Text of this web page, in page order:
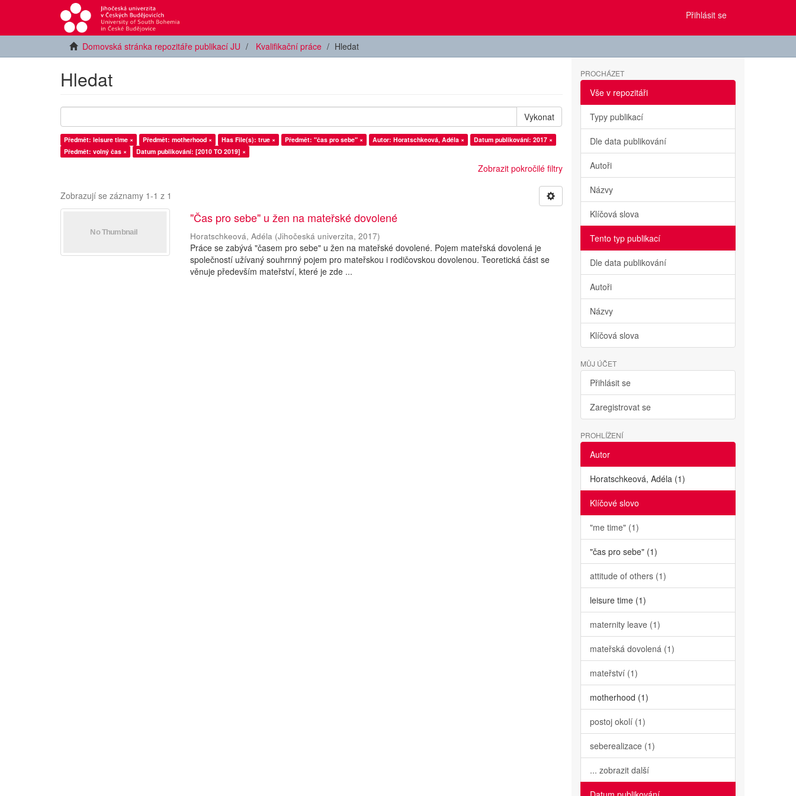
Přihlásit se
Domovská stránka repozitáře publikací JU Kvalifikační práce Hledat
Hledat
Vykonat
Předmět: leisure time × Předmět: motherhood × Has File(s): true × Předmět: "čas pro sebe" × Autor: Horatschkeová, Adéla ×
Datum publikování: 2017 ×
Předmět: volný čas ×
Datum publikování: [2010 TO 2019] ×
Zobrazit pokročilé filtry
Zobrazují se záznamy 1-1 z 1
"Čas pro sebe" u žen na mateřské dovolené
Horatschkeová, Adéla (Jihočeská univerzita,2017)
Práce se zabývá "časem pro sebe" u žen na mateřské dovolené. Pojem mateřská dovolená je
společností užívaný souhrnný pojem pro mateřskou i rodičovskou dovolenou. Teoretická část se
věnuje především mateřství, které je zde ...
PROCHÁZET
Vše v repozitáři
Typy publikací
Dle data publikování
Autoři
Názvy
Klíčová slova
Tento typ publikací
Dle data publikování
Autoři
Názvy
Klíčová slova
MŮJ ÚČET
Přihlásit se
Zaregistrovat se
PROHLÍŽENÍ
Autor
Horatschkeová, Adéla (1)
Klíčové slovo
"me time" (1)
"čas pro sebe" (1)
attitude of others (1)
leisure time (1)
maternity leave (1)
mateřská dovolená (1)
mateřství (1)
motherhood (1)
postoj okolí (1)
seberealizace (1)
... zobrazit další